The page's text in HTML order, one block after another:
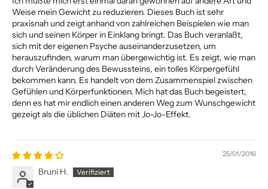
Weise mein Gewicht zu reduzieren. Dieses Buch ist sehr
praxisnah und zeigt anhand von zahlreichen Beispielen wie man
sich und seinen Körper in Einklang bringt. Das Buch veranlaßt,
sich mit der eigenen Psyche auseinanderzusetzen, um
herauszufinden, warum man übergewichtig ist. Es zeigt, wie man
durch Veränderung des Bewussteins, ein tolles Körpergefühl
bekommen kann. Es handelt von dem Zusammenspiel zwischen
Gefühlen und Körperfunktionen. Mich hat das Buch begeistert,
denn es hat mir endlich einen anderen Weg zum Wunschgewicht
gezeigt als die üblichen Diäten mit Jo-Jo-Effekt.
25/01/2016
Bruni H.